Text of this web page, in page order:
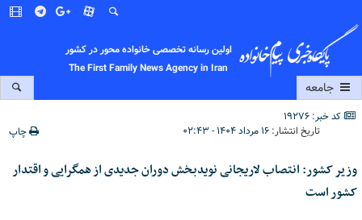
اولین رسانه تخصصی خانواده محور در کشور
The First Family News Agency in Iran
جامعه
کد خبر: 19276
تاریخ انتشار:۱۶ مرداد ۱۴۰۴ - ۰۲:۴۳ چاپ
وزیر کشور: انتصاب لاریجانی نویدبخش دوران جدیدی از همگرایی و اقتدار
کشور است